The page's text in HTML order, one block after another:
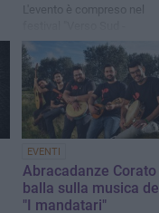
L'evento è compreso nel
ecosistema culturale"
EVENTI
Abracadanze Corato
balla sulla musica de
"I mandatari"